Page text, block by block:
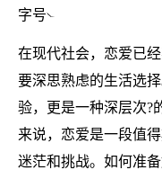
字号
在现代社会，恋爱已
要深思熟虑的生活选
验，更是一种深层次?
来说，恋爱是一段值
迷茫和挑战。如何准